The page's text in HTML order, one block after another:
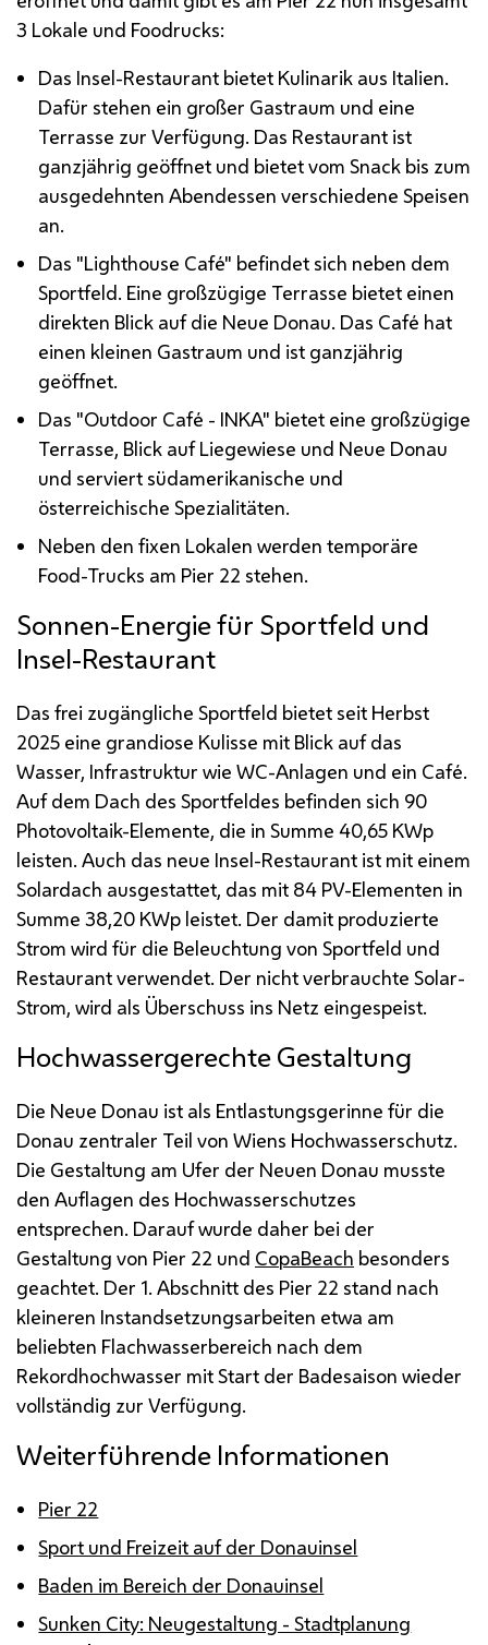
3 Lokale und Foodrucks:
Das Insel-Restaurant bietet Kulinarik aus Italien.
Dafür stehen ein großer Gastraum und eine
Terrasse zur Verfügung. Das Restaurant ist
ganzjährig geöffnet und bietet vom Snack bis zum
ausgedehnten Abendessen verschiedene Speisen
an.
Das "Lighthouse Café" befindet sich neben dem
Sportfeld. Eine großzügige Terrasse bietet einen
direkten Blick auf die Neue Donau. Das Café hat
einen kleinen Gastraum und ist ganzjährig
geöffnet.
Das "Outdoor Café - INKA" bietet eine großzügige
Terrasse, Blick auf Liegewiese und Neue Donau
und serviert südamerikanische und
österreichische Spezialitäten.
Neben den fixen Lokalen werden temporäre
Food-Trucks am Pier 22 stehen.
Sonnen-Energie für Sportfeld und
Insel-Restaurant
Das frei zugängliche Sportfeld bietet seit Herbst
2025 eine grandiose Kulisse mit Blick auf das
Wasser, Infrastruktur wie WC-Anlagen und ein Café.
Auf dem Dach des Sportfeldes befinden sich 90
Photovoltaik-Elemente, die in Summe 40,65 KWp
leisten. Auch das neue Insel-Restaurant ist mit einem
Solardach ausgestattet, das mit 84 PV-Elementen in
Summe 38,20 KWp leistet. Der damit produzierte
Strom wird für die Beleuchtung von Sportfeld und
Restaurant verwendet. Der nicht verbrauchte Solar-
Strom, wird als Überschuss ins Netz eingespeist.
Hochwassergerechte Gestaltung
Die Neue Donau ist als Entlastungsgerinne für die
Donau zentraler Teil von Wiens Hochwasserschutz.
Die Gestaltung am Ufer der Neuen Donau musste
den Auflagen des Hochwasserschutzes
entsprechen. Darauf wurde daher bei der
Gestaltung von Pier 22 und CopaBeach besonders
geachtet. Der 1. Abschnitt des Pier 22 stand nach
kleineren Instandsetzungsarbeiten etwa am
beliebten Flachwasserbereich nach dem
Rekordhochwasser mit Start der Badesaison wieder
vollständig zur Verfügung.
Weiterführende Informationen
Pier 22
Sport und Freizeit auf der Donauinsel
Baden im Bereich der Donauinsel
Sunken City: Neugestaltung - Stadtplanung